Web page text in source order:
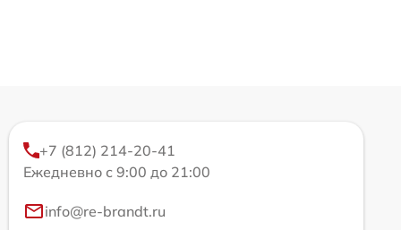
+7 (812) 214-20-41
Ежедневно с 9:00 до 21:00
info@re-brandt.ru